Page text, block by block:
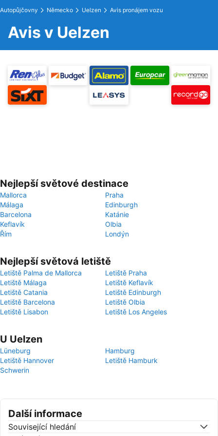
Autopůjčovny Německo Uelzen Avis pronájem vozu
Avis v Uelzen
Nejlepší světové destinace
Mallorca
Praha
Málaga
Edinburgh
Barcelona
Katánie
Keflavík
Olbia
Řím
Londýn
Nejlepší světová letiště
Letiště Palma de Mallorca
Letiště Praha
Letiště Málaga
Letiště Keflavík
Letiště Catania
Letiště Edinburgh
Letiště Barcelona
Letiště Olbia
Letiště Lisabon
Letiště Los Angeles
U Uelzen
Lüneburg
Hamburg
Letiště Hannover
Letiště Hamburk
Schwerin
Další informace
Související hledání